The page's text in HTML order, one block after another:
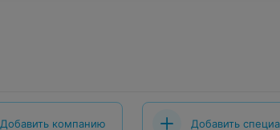
Добавить компанию Добавить